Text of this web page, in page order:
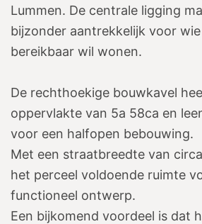
Lummen. De centrale ligging
bijzonder aantrekkelijk voor
bereikbaar wil wonen.
De rechthoekige bouwkavel
oppervlakte van 5a 58ca en
voor een halfopen bebouwing.
Met een straatbreedte van
het perceel voldoende ruimte
functioneel ontwerp.
Een bijkomend voordeel is dat